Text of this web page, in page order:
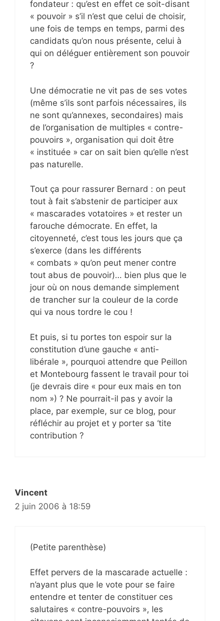
fondateur : qu’est en effet ce soit-disant
« pouvoir » s’il n’est que celui de choisir,
une fois de temps en temps, parmi des
candidats qu’on nous présente, celui à
qui on déléguer entièrement son pouvoir
?
Une démocratie ne vit pas de ses votes
(même s’ils sont parfois nécessaires, ils
ne sont qu’annexes, secondaires) mais
de l’organisation de multiples « contre-
pouvoirs », organisation qui doit être
« instituée » car on sait bien qu’elle n’est
pas naturelle.
Tout ça pour rassurer Bernard : on peut
tout à fait s’abstenir de participer aux
« mascarades votatoires » et rester un
farouche démocrate. En effet, la
citoyenneté, c’est tous les jours que ça
s’exerce (dans les différents
« combats » qu’on peut mener contre
tout abus de pouvoir)… bien plus que le
jour où on nous demande simplement
de trancher sur la couleur de la corde
qui va nous tordre le cou !
Et puis, si tu portes ton espoir sur la
constitution d’une gauche « anti-
libérale », pourquoi attendre que Peillon
et Montebourg fassent le travail pour toi
(je devrais dire « pour eux mais en ton
nom ») ? Ne pourrait-il pas y avoir la
place, par exemple, sur ce blog, pour
réfléchir au projet et y porter sa ‘tite
contribution ?
Vincent
2 juin 2006 à 18:59
(Petite parenthèse)
Effet pervers de la mascarade actuelle :
n’ayant plus que le vote pour se faire
entendre et tenter de constituer ces
salutaires « contre-pouvoirs », les